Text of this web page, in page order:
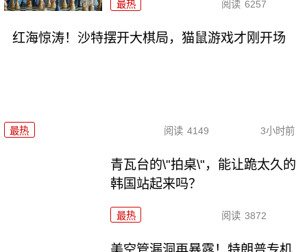
最热 阅读 6257
红海惊涛！沙特摆开大棋局，猫鼠游戏才刚开场
最热 阅读 4149 3小时前
青瓦台的\"拍桌\"，能让跪太久的
韩国站起来吗？
最热 阅读 3872